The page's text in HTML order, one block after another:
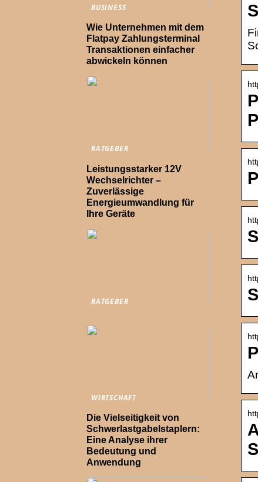
BUSINESS
Wie Unternehmen mit dem
Flatpay Zahlungsterminal
Transaktionen einfacher
abwickeln können
RATGEBER
Leistungsstarker 12V
Wechselrichter –
Zuverlässige
Energieumwandlung für
Ihre Geräte
RATGEBER
WIRTSCHAFT
Die Vielseitigkeit von
Schwerlastgabelstaplern:
Eine Analyse ihrer
Bedeutung und
Anwendung